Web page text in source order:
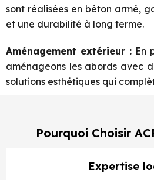
sont réalisées en béton armé,
et une durabilité à long terme.
Aménagement extérieur :En
aménageons les abords avec
solutions esthétiques qui
Pourquoi Choisir
Expertise